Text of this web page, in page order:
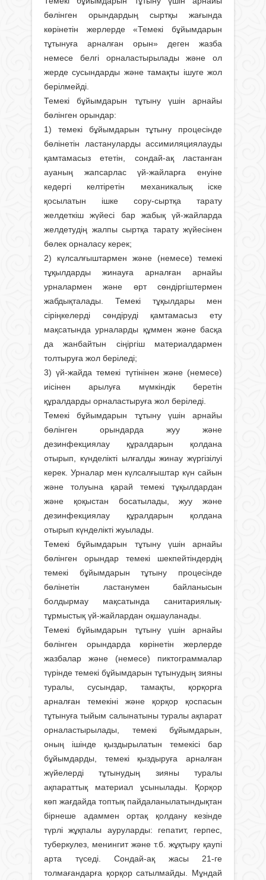
бөлінген орындардың сыртқы жағында
көрінетін жерлерде «Темекі бұйымдарын
тұтынуға арналған орын» деген жазба
немесе белгі орналастырылады және ол
жерде сусындарды және тамақты ішуге жол
берілмейді.
Темекі бұйымдарын тұтыну үшін арнайы
бөлінген орындар:
1) темекі бұйымдарын тұтыну процесінде
бөлінетін ластануларды ассимиляциялауды
қамтамасыз ететін, сондай-ақ ластанған
ауаның жапсарлас үй-жайларға енуіне
кедергі келтіретін механикалық іске
қосылатын ішке сору-сыртқа тарату
желдеткіш жүйесі бар жабық үй-жайларда
желдетудің жалпы сыртқа тарату жүйесінен
бөлек орналасу керек;
2) күлсалғыштармен және (немесе) темекі
тұқылдарды жинауға арналған арнайы
урналармен және өрт сөндіргіштермен
жабдықталады. Темекі тұқылдары мен
сіріңкелерді сөндіруді қамтамасыз ету
мақсатында урналарды құммен және басқа
да жанбайтын сіңіргіш материалдармен
толтыруға жол беріледі;
3) үй-жайда темекі түтінінен және (немесе)
иісінен арылуға мүмкіндік беретін
құралдарды орналастыруға жол беріледі.
Темекі бұйымдарын тұтыну үшін арнайы
бөлінген орындарда жуу және
дезинфекциялау құралдарын қолдана
отырып, күнделікті ылғалды жинау жүргізілуі
керек. Урналар мен күлсалғыштар күн сайын
және толуына қарай темекі тұқылдардан
және қоқыстан босатылады, жуу және
дезинфекциялау құралдарын қолдана
отырып күнделікті жуылады.
Темекі бұйымдарын тұтыну үшін арнайы
бөлінген орындар темекі шекпейтіндердің
темекі бұйымдарын тұтыну процесінде
бөлінетін ластанумен байланысын
болдырмау мақсатында санитариялық-
тұрмыстық үй-жайлардан оқшауланады.
Темекі бұйымдарын тұтыну үшін арнайы
бөлінген орындарда көрінетін жерлерде
жазбалар және (немесе) пиктограммалар
түрінде темекі бұйымдарын тұтынудың зияны
туралы, сусындар, тамақты, қорқорға
арналған темекіні және қорқор қоспасын
тұтынуға тыйым салынатыны туралы ақпарат
орналастырылады, темекі бұйымдарын,
оның ішінде қыздырылатын темекісі бар
бұйымдарды, темекі қыздыруға арналған
жүйелерді тұтынудың зияны туралы
ақпараттық материал ұсынылады. Қорқор
көп жағдайда топтық пайдаланылатындықтан
бірнеше адаммен ортақ қолдану кезінде
түрлі жұқпалы ауруларды: гепатит, герпес,
туберкулез, менингит және т.б. жұқтыру қаупі
арта түседі. Сондай-ақ жасы 21-ге
толмағандарға қорқор сатылмайды. Мұндай